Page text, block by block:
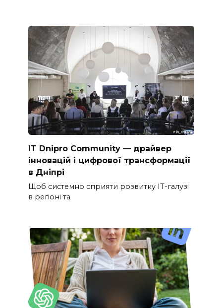
IT Dnipro Community — драйвер
інновацій і цифрової трансформації
в Дніпрі
Щоб системно сприяти розвитку ІТ-галузі
в регіоні та